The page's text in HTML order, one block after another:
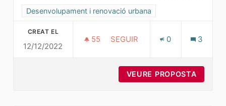
Resultats al filtrar per la categoria: Desenvolupament i
Desenvolupament i renovació urbana
CREAT EL
12/12/2022
55 55 SEGUIDORES
SEGUIR 0 3
VEURE PROPOSTA